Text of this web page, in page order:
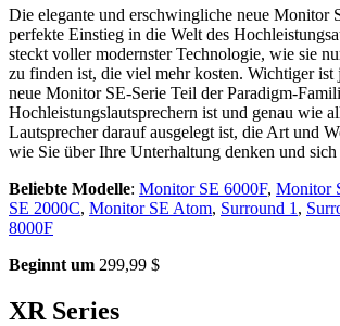
Die elegante und erschwingliche neue Monitor
perfekte Einstieg in die Welt des
steckt voller modernster Technologie, wie sie
zu finden ist, die viel mehr kosten. Wichtiger ist
neue Monitor SE-Serie Teil der Paradigm-
Hochleistungslautsprechern ist und genau wie
Lautsprecher darauf ausgelegt ist, die Art und
wie Sie über Ihre Unterhaltung denken und
Beliebte Modelle: Monitor SE 6000F, Monitor
SE 2000C, Monitor SE Atom, Surround 1 ,
8000F
Beginnt um 299,99 $
XR Series